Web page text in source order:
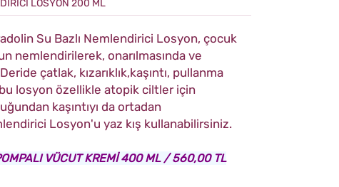
LOSYON 200 ML
Su Bazlı Nemlendirici Losyon, çocuk
nemlendirilerek, onarılmasında ve
çatlak, kızarıklık,kaşıntı, pullanma
bu losyon özellikle atopik ciltler için
kaşıntıyı da ortadan
Losyon'u yaz kış kullanabilirsiniz.
VÜCUT KREMİ 400 ML / 560,00 TL